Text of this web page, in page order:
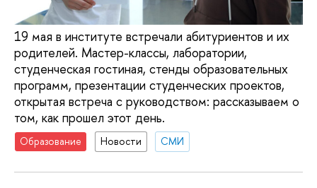
19 мая в институте встречали абитуриентов и их
родителей. Мастер-классы, лаборатории,
студенческая гостиная, стенды образовательных
программ, презентации студенческих проектов,
открытая встреча с руководством: рассказываем о
том, как прошел этот день.
Образование Новости СМИ